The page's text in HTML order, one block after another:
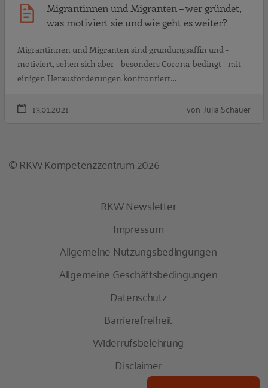
Migrantinnen und Migranten – wer gründet,
was motiviert sie und wie geht es weiter?
Migrantinnen und Migranten sind gründungsaffin und -
motiviert, sehen sich aber - besonders Corona-bedingt - mit
einigen Herausforderungen konfrontiert…
13.01.2021 von Julia Schauer
© RKW Kompetenzzentrum 2026
RKW Newsletter
Impressum
Allgemeine Nutzungsbedingungen
Allgemeine Geschäftsbedingungen
Datenschutz
Barrierefreiheit
Widerrufsbelehrung
Disclaimer